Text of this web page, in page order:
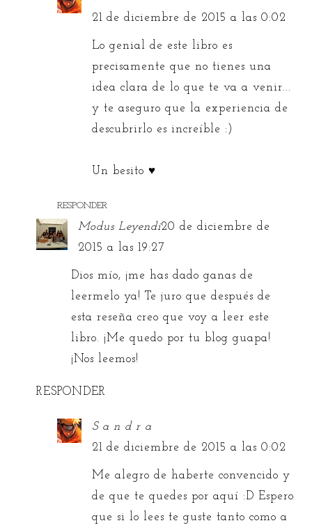
21 de diciembre de 2015 a las 0:02
Lo genial de este libro es
precisamente que no tienes una
idea clara de lo que te va a venir...
y te aseguro que la experiencia de
descubrirlo es increíble :)
Un besito ♥
RESPONDER
Modus Leyendi20 de diciembre de
2015 a las 19:27
Dios mío, ¡me has dado ganas de
leermelo ya! Te juro que después de
esta reseña creo que voy a leer este
libro. ¡Me quedo por tu blog guapa!
¡Nos leemos!
RESPONDER
S a n d r a
21 de diciembre de 2015 a las 0:02
Me alegro de haberte convencido y
de que te quedes por aquí :D Espero
que si lo lees te guste tanto como a